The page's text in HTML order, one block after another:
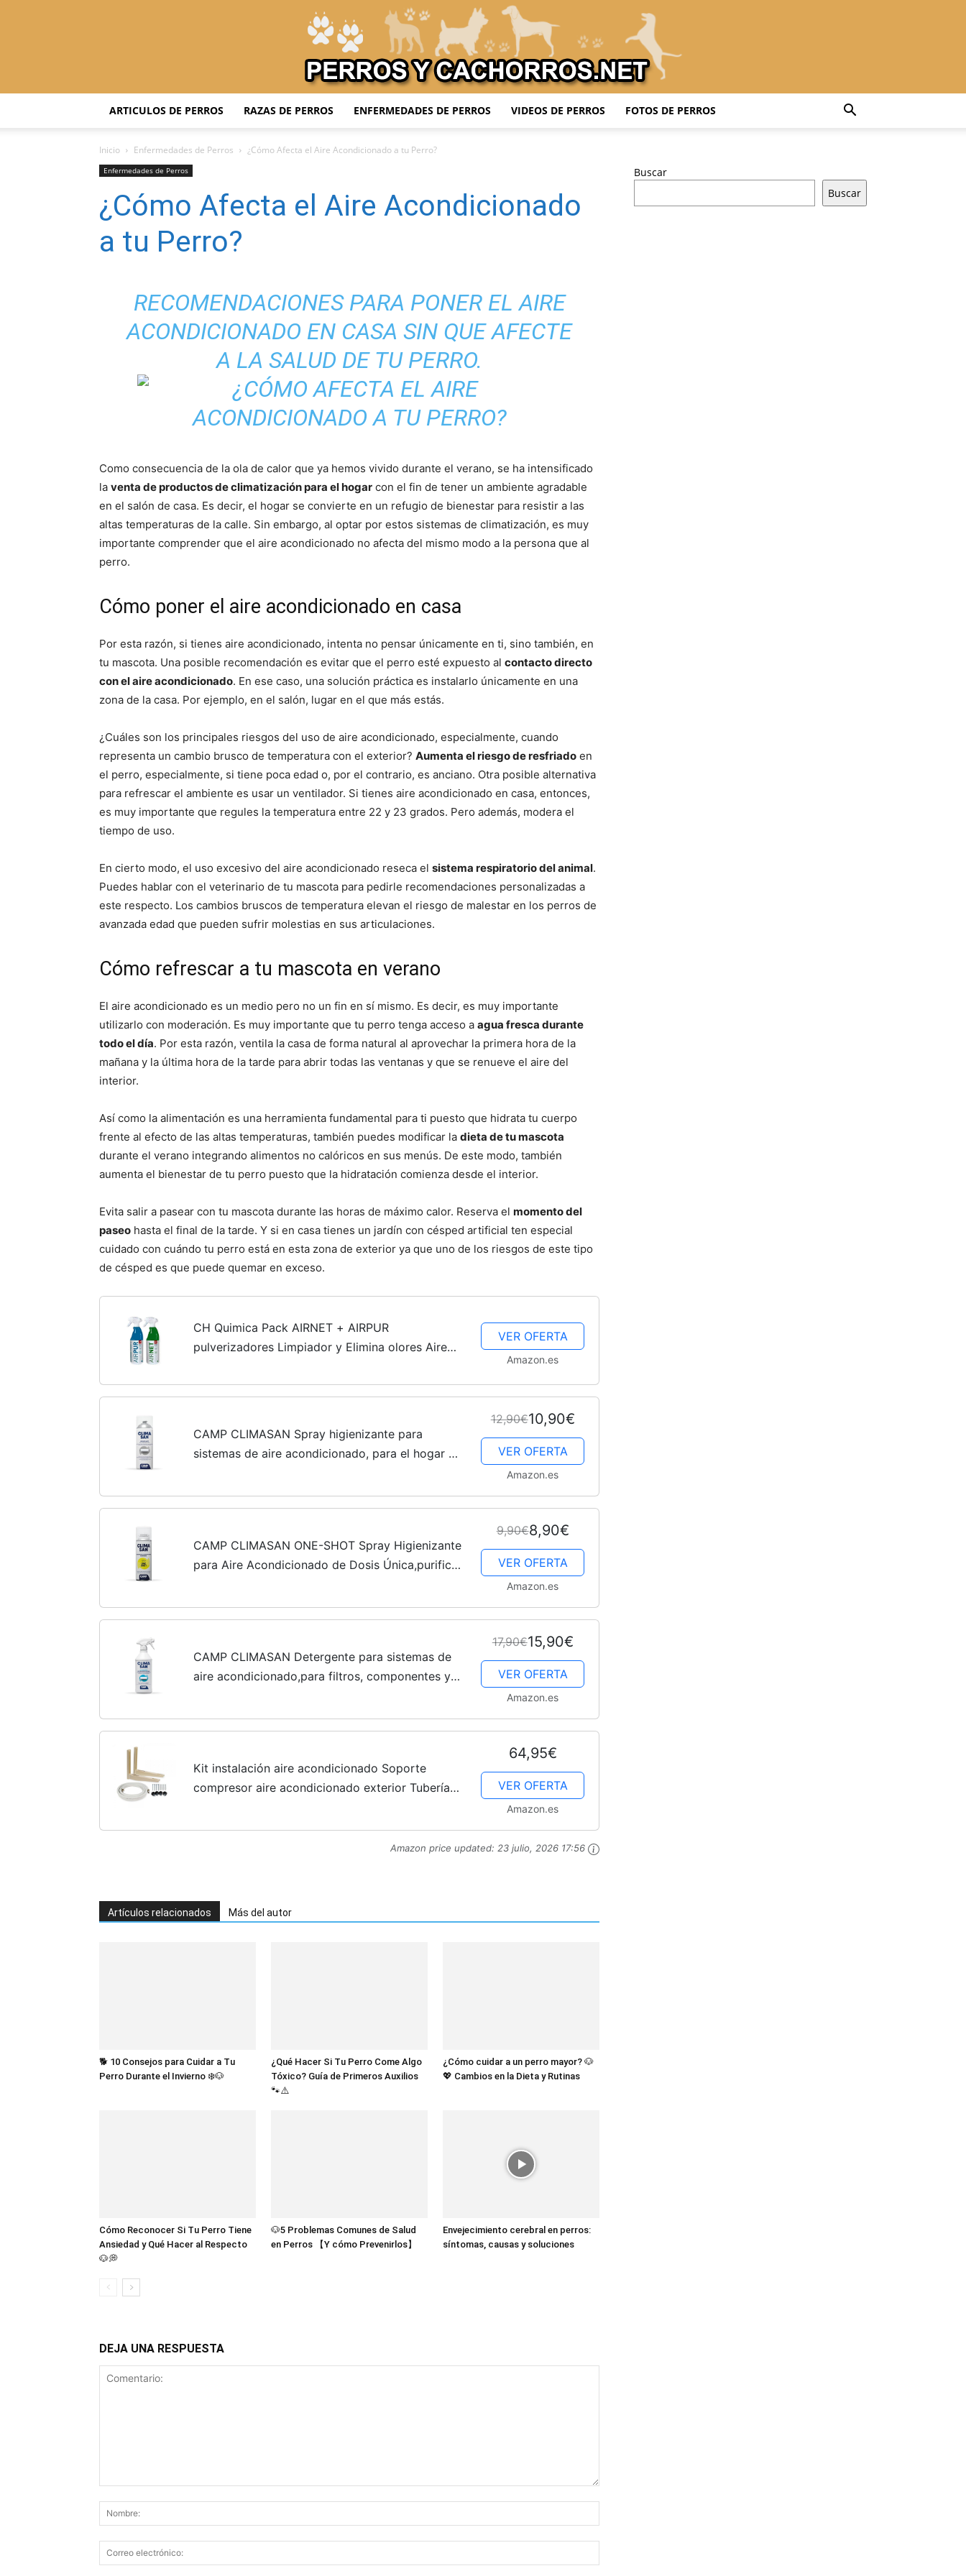
–
Razas
de
Fotos
de
ARTICULOS DE PERROS RAZAS DE PERROS ENFERMEDADES DE PERROS VIDEOS DE PERROS FOTOS DE PERROS
Inicio Enfermedades de Perros ¿Cómo Afecta el Aire Acondicionado a tu Perro?
Enfermedades de Perros
¿Cómo Afecta el Aire Acondicionado
a tu Perro?
RECOMENDACIONES PARA PONER EL AIRE
ACONDICIONADO EN CASA SIN QUE AFECTE
A LA SALUD DE TU PERRO.
Como consecuencia de la ola de calor que ya hemos vivido durante el verano, se ha intensificado
la venta de productos de climatización para el hogar con el fin de tener un ambiente agradable
en el salón de casa. Es decir, el hogar se convierte en un refugio de bienestar para resistir a las
altas temperaturas de la calle. Sin embargo, al optar por estos sistemas de climatización, es muy
importante comprender que el aire acondicionado no afecta del mismo modo a la persona que al
perro.
Cómo poner el aire acondicionado en casa
Por esta razón, si tienes aire acondicionado, intenta no pensar únicamente en ti, sino también, en
tu mascota. Una posible recomendación es evitar que el perro esté expuesto al contacto directo
con el aire acondicionado. En ese caso, una solución práctica es instalarlo únicamente en una
zona de la casa. Por ejemplo, en el salón, lugar en el que más estás.
¿Cuáles son los principales riesgos del uso de aire acondicionado, especialmente, cuando
representa un cambio brusco de temperatura con el exterior? Aumenta el riesgo de resfriado en
el perro, especialmente, si tiene poca edad o, por el contrario, es anciano. Otra posible alternativa
para refrescar el ambiente es usar un ventilador. Si tienes aire acondicionado en casa, entonces,
es muy importante que regules la temperatura entre 22 y 23 grados. Pero además, modera el
tiempo de uso.
En cierto modo, el uso excesivo del aire acondicionado reseca el sistema respiratorio del animal.
Puedes hablar con el veterinario de tu mascota para pedirle recomendaciones personalizadas a
este respecto. Los cambios bruscos de temperatura elevan el riesgo de malestar en los perros de
avanzada edad que pueden sufrir molestias en sus articulaciones.
Cómo refrescar a tu mascota en verano
El aire acondicionado es un medio pero no un fin en sí mismo. Es decir, es muy importante
utilizarlo con moderación. Es muy importante que tu perro tenga acceso a agua fresca durante
todo el día. Por esta razón, ventila la casa de forma natural al aprovechar la primera hora de la
mañana y la última hora de la tarde para abrir todas las ventanas y que se renueve el aire del
interior.
Así como la alimentación es una herramienta fundamental para ti puesto que hidrata tu cuerpo
frente al efecto de las altas temperaturas, también puedes modificar la dieta de tu mascota
durante el verano integrando alimentos no calóricos en sus menús. De este modo, también
aumenta el bienestar de tu perro puesto que la hidratación comienza desde el interior.
Evita salir a pasear con tu mascota durante las horas de máximo calor. Reserva el momento del
paseo hasta el final de la tarde. Y si en casa tienes un jardín con césped artificial ten especial
cuidado con cuándo tu perro está en esta zona de exterior ya que uno de los riesgos de este tipo
de césped es que puede quemar en exceso.
CH Quimica Pack AIRNET + AIRPUR
pulverizadores Limpiador y Elimina olores Aire
VER OFERTA
Amazon.es
CAMP CLIMASAN Spray higienizante para
sistemas de aire acondicionado, para el hogar y
12,90€10,90€
VER OFERTA
Amazon.es
CAMP CLIMASAN ONE-SHOT Spray Higienizante
para Aire Acondicionado de Dosis Única,purifica
9,90€8,90€
VER OFERTA
Amazon.es
CAMP CLIMASAN Detergente para sistemas de
aire acondicionado,para filtros, componentes y
17,90€15,90€
VER OFERTA
Amazon.es
Kit instalación aire acondicionado Soporte
compresor aire acondicionado exterior Tuberías
64,95€
VER OFERTA
Amazon.es
Amazon price updated: 23 julio, 2026 17:56
Artículos relacionados Más del autor
🐕 10 Consejos para Cuidar a Tu
Perro Durante el Invierno ❄️🐶
¿Qué Hacer Si Tu Perro Come Algo
Tóxico? Guía de Primeros Auxilios
🐾⚠️
¿Cómo cuidar a un perro mayor? 🐶
💖 Cambios en la Dieta y Rutinas
Cómo Reconocer Si Tu Perro Tiene
Ansiedad y Qué Hacer al Respecto
🐶💭
🐶5 Problemas Comunes de Salud
en Perros 【Y cómo Prevenirlos】
Envejecimiento cerebral en perros:
síntomas, causas y soluciones
DEJA UNA RESPUESTA
Buscar
Buscar